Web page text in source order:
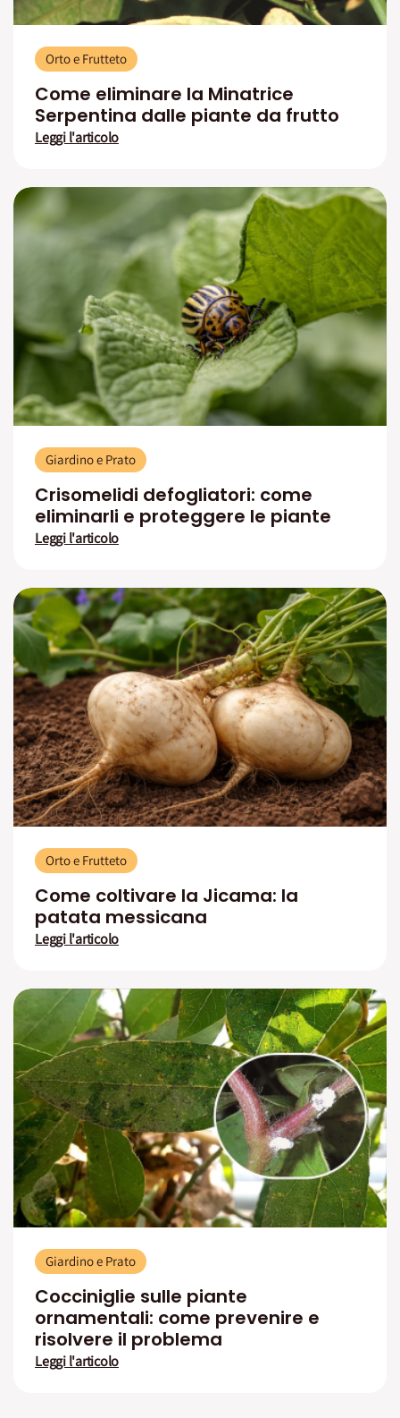
Orto e Frutteto
Come eliminare la Minatrice
Serpentina dalle piante da frutto
Leggi l'articolo
Giardino e Prato
Crisomelidi defogliatori: come
eliminarli e proteggere le piante
Leggi l'articolo
Orto e Frutteto
Come coltivare la Jicama: la
patata messicana
Leggi l'articolo
Giardino e Prato
Cocciniglie sulle piante
ornamentali: come prevenire e
risolvere il problema
Leggi l'articolo